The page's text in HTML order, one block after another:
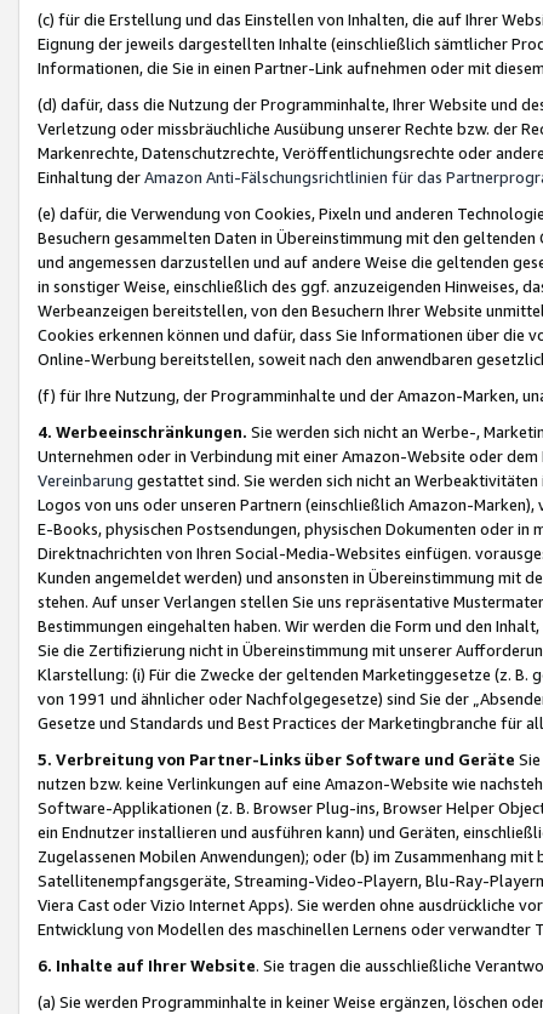
(c) für die Erstellung und das Einstellen von Inhalten, die auf Ihrer
Eignung der jeweils dargestellten Inhalte (einschließlich sämtlicher
Informationen, die Sie in einen Partner-Link aufnehmen oder mit
(d) dafür, dass die Nutzung der Programminhalte, Ihrer Website und
Verletzung oder missbräuchliche Ausübung unserer Rechte bzw. der
Markenrechte, Datenschutzrechte, Veröffentlichungsrechte oder
Einhaltung derAmazon Anti-Fälschungsrichtlinien für das
(e) dafür, die Verwendung von Cookies, Pixeln und anderen
Besuchern gesammelten Daten in Übereinstimmung mit den
und angemessen darzustellen und auf andere Weise die geltenden
in sonstiger Weise, einschließlich des ggf. anzuzeigenden Hinweises,
Werbeanzeigen bereitstellen, von den Besuchern Ihrer Website
Cookies erkennen können und dafür, dass Sie Informationen über die
Online-Werbung bereitstellen, soweit nach den anwendbaren
(f) für Ihre Nutzung, der Programminhalte und der Amazon-Marken,
4. Werbeeinschränkungen. Sie werden sich nicht an Werbe-,
Unternehmen oder in Verbindung mit einer Amazon-Website oder
Vereinbarung gestattet sind. Sie werden sich nicht an
Logos von uns oder unseren Partnern (einschließlich Amazon-
E-Books, physischen Postsendungen, physischen Dokumenten oder in
Direktnachrichten von Ihren Social-Media-Websites einfügen.
Kunden angemeldet werden) und ansonsten in Übereinstimmung mit
stehen. Auf unser Verlangen stellen Sie uns repräsentative
Bestimmungen eingehalten haben. Wir werden die Form und den
Sie die Zertifizierung nicht in Übereinstimmung mit unserer
Klarstellung: (i) Für die Zwecke der geltenden Marketinggesetze (z. B.
von 1991 und ähnlicher oder Nachfolgegesetze) sind Sie der
Gesetze und Standards und Best Practices der Marketingbranche für
5. Verbreitung von Partner-Links über Software und Geräte
nutzen bzw. keine Verlinkungen auf eine Amazon-Website wie
Software-Applikationen (z. B. Browser Plug-ins, Browser Helper
ein Endnutzer installieren und ausführen kann) und Geräten,
Zugelassenen Mobilen Anwendungen); oder (b) im Zusammenhang
Satellitenempfangsgeräte, Streaming-Video-Playern, Blu-Ray-
Viera Cast oder Vizio Internet Apps). Sie werden ohne ausdrückliche
Entwicklung von Modellen des maschinellen Lernens oder
6. Inhalte auf Ihrer Website. Sie tragen die ausschließliche
(a) Sie werden Programminhalte in keiner Weise ergänzen, löschen